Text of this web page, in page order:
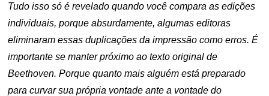
Tudo isso só é revelado quando você compara as edições
individuais, porque absurdamente, algumas editoras
eliminaram essas duplicações da impressão como erros. É
importante se manter próximo ao texto original de
Beethoven. Porque quanto mais alguém está preparado
para curvar sua própria vontade ante a vontade do